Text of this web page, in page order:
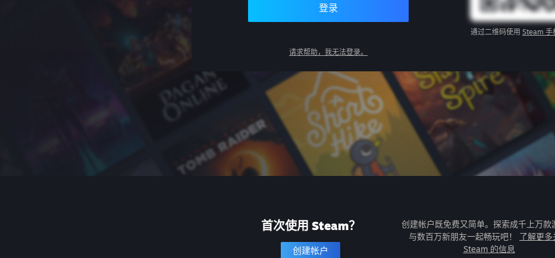
登录
请求帮助，我无法登录。
通过二维码使用 Steam 手
首次使用 Steam？
创建帐户
创建帐户既免费又简单。探索成千上万款
与数百万新朋友一起畅玩吧！ 了解更多
Steam 的信息